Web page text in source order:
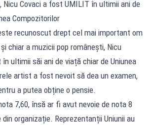
Nicu Covaci a fost UMILIT în ultimii ani de
Compozitorilor
recunoscut drept cel mai important om
chiar a muzicii pop românești, Nicu
ultimii săi ani de viață chiar de Uniunea
artist a fost nevoit să dea un examen,
a putea obține o pensie.
7,60, însă ar fi avut nevoie de nota 8
organizație. Reprezentanții Uniunii au